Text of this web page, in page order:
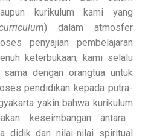
kurikulum kami yang
) dalam atmosfer
penyajian pembelajaran
keterbukaan, kami selalu
dengan orangtua untuk
pendidikan kepada putra-
yakin bahwa kurikulum
keseimbangan antara
didik dan nilai-nilai spiritual